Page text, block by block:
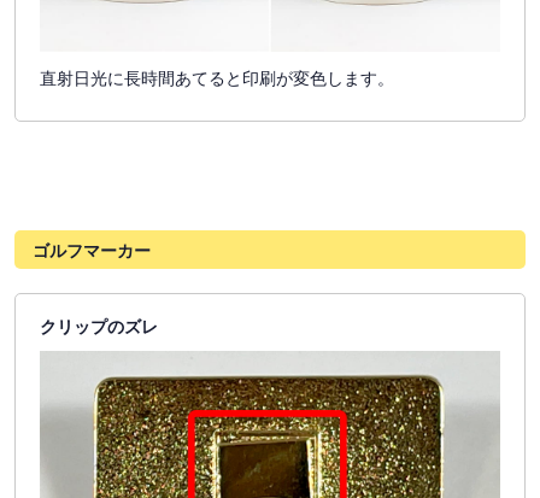
直射日光に長時間あてると印刷が変色します。
ゴルフマーカー
クリップのズレ